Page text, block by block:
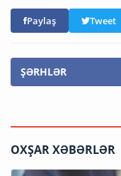
Paylaş Tweet
ŞƏRHLƏR
OXŞAR XƏBƏRLƏR